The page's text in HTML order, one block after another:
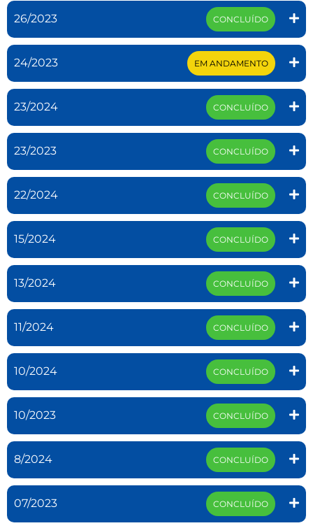
26/2023 CONCLUÍDO
24/2023 EM ANDAMENTO
23/2024 CONCLUÍDO
23/2023 CONCLUÍDO
22/2024 CONCLUÍDO
15/2024 CONCLUÍDO
13/2024 CONCLUÍDO
11/2024 CONCLUÍDO
10/2024 CONCLUÍDO
10/2023 CONCLUÍDO
8/2024 CONCLUÍDO
07/2023 CONCLUÍDO